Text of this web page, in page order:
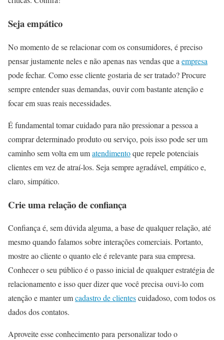
Seja empático
No momento de se relacionar com os consumidores, é preciso
pensar justamente neles e não apenas nas vendas que a empresa
pode fechar. Como esse cliente gostaria de ser tratado? Procure
sempre entender suas demandas, ouvir com bastante atenção e
focar em suas reais necessidades.
É fundamental tomar cuidado para não pressionar a pessoa a
comprar determinado produto ou serviço, pois isso pode ser um
caminho sem volta em umatendimentoque repele potenciais
clientes em vez de atraí-los. Seja sempre agradável, empático e,
claro, simpático.
Crie uma relação de confiança
Confiança é, sem dúvida alguma, a base de qualquer relação, até
mesmo quando falamos sobre interações comerciais. Portanto,
mostre ao cliente o quanto ele é relevante para sua empresa.
Conhecer o seu público é o passo inicial de qualquer estratégia de
relacionamento e isso quer dizer que você precisa ouvi-lo com
atenção e manter umcadastro de clientescuidadoso, com todos os
dados dos contatos.
Aproveite esse conhecimento para personalizar todo o